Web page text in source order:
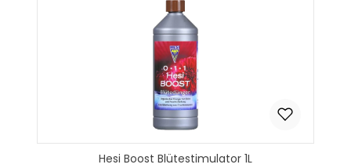
Hesi Boost Blütestimulator 1L